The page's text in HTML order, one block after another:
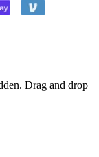
Drag and drop